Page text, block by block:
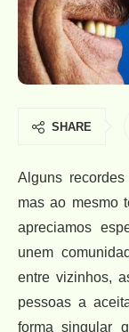
SHARE
Alguns
mas ao mesmo
apreciamos
unem
entre vizinhos,
pessoas a
forma singular